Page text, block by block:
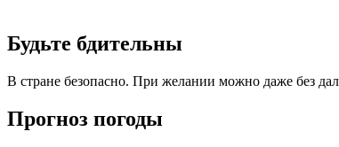
Будьте бдительны
В стране безопасно. При желании можно даже без
Прогноз погоды